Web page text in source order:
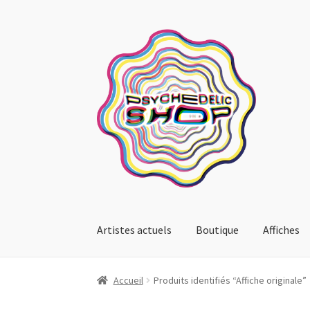
navigation
contenu
Artistes actuels Boutique Affiches
Accueil Produits identifiés “Affiche originale”